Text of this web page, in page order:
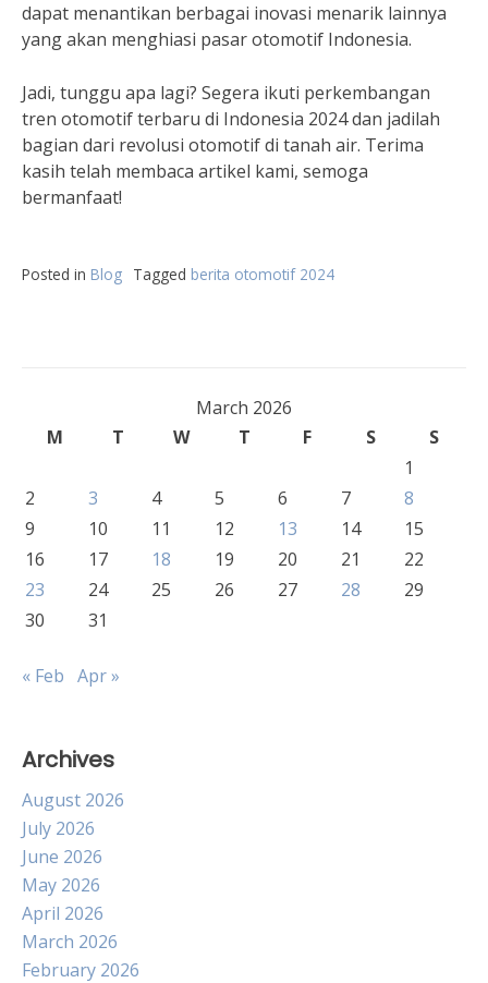
dapat menantikan berbagai inovasi menarik lainnya
yang akan menghiasi pasar otomotif Indonesia.
Jadi, tunggu apa lagi? Segera ikuti perkembangan
tren otomotif terbaru di Indonesia 2024 dan jadilah
bagian dari revolusi otomotif di tanah air. Terima
kasih telah membaca artikel kami, semoga
bermanfaat!
Posted in Blog Tagged berita otomotif 2024
March 2026
M
T W T F S
S
1
2
3 4 5 6 7
8
9
10 11 12 13 14
15
16
17 18 19 20 21
22
23
24 25 26 27 28
29
30
31
« Feb Apr »
Archives
August 2026
July 2026
June 2026
May 2026
April 2026
March 2026
February 2026